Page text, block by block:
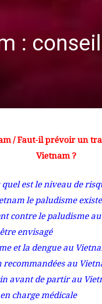
:
/ Faut-il prévoir un
Vietnam ?
est le niveau de
le paludisme
contre le paludisme
envisagé
et la dengue au
au
avant de partir au
charge médicale